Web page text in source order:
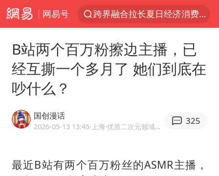
网易号
南京发布暴雨黄色预警
白海豚逼近浙闽沿海
国足U17与阿森纳决赛取消 并列冠军
白海豚5次眼壁置换
B站两个百万粉擦边主播，已
经互撕一个多月了 她们到底在
吵什么？
国创漫话
2026-05-13 13:45·上海 ·优质二次元领域创作者
325
最近B站有两个百万粉丝的ASMR主播，